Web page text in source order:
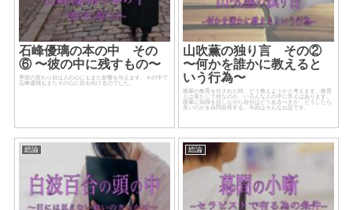
石峰優璃の本の中 その
⑥ 〜彼の中に残すもの〜
季節の変わり目は人の心にもまた影響を与えます。その中で
石峰優璃もまたその心に目を向けるのでした。
山吹薫の独り言 その②
〜何かを誰かに教えると
いう行為〜
後輩の教育を任された時、どう教えようかと考えます。教育
とは果たして何なのか、いろんな人の中に答えはあります。
後輩に知識を話しながら自分はどうあるべきか、どうしたら
良いのかを自問自答する。今回はそんなお話です。
総論 総論